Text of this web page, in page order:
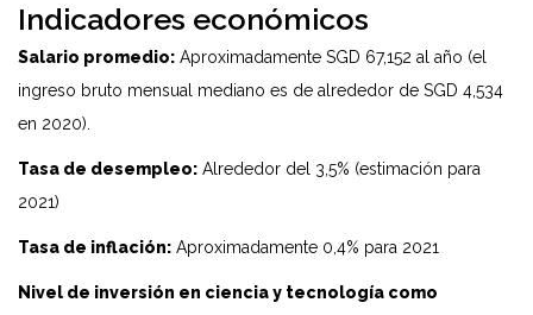
Indicadores económicos
Salario promedio: Aproximadamente SGD 67,152 al año (el
ingreso bruto mensual mediano es de alrededor de SGD 4,534
en 2020).
Tasa de desempleo: Alrededor del 3,5% (estimación para
2021)
Tasa de inflación: Aproximadamente 0,4% para 2021
Nivel de inversión en ciencia y tecnología como